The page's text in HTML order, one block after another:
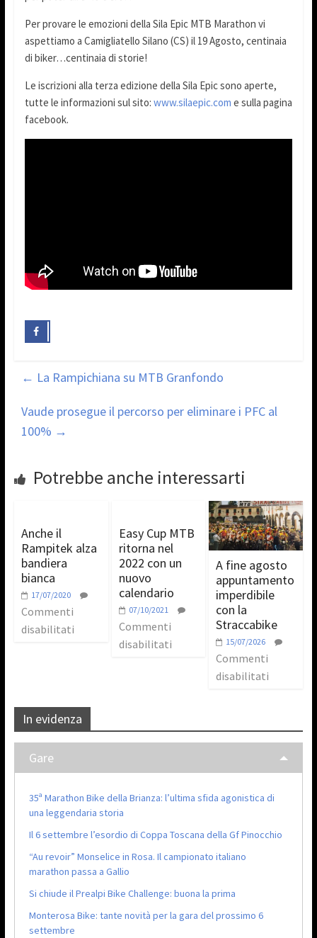
Per provare le emozioni della Sila Epic MTB Marathon vi
aspettiamo a Camigliatello Silano (CS) il 19 Agosto, centinaia
di biker…centinaia di storie!
Le iscrizioni alla terza edizione della Sila Epic sono aperte,
tutte le informazioni sul sito: www.silaepic.com e sulla pagina
facebook.
← La Rampichiana su MTB Granfondo
Vaude prosegue il percorso per eliminare i PFC al
100% →
Potrebbe anche interessarti
Anche il
Rampitek alza
bandiera
bianca
17/07/2020
Commenti
disabilitati
Easy Cup MTB
ritorna nel
2022 con un
nuovo
calendario
07/10/2021
Commenti
disabilitati
A fine agosto
appuntamento
imperdibile
con la
Straccabike
15/07/2026
Commenti
disabilitati
In evidenza
Gare
35ª Marathon Bike della Brianza: l’ultima sfida agonistica di
una leggendaria storia
Il 6 settembre l’esordio di Coppa Toscana della Gf Pinocchio
“Au revoir” Monselice in Rosa. Il campionato italiano
marathon passa a Gallio
Si chiude il Prealpi Bike Challenge: buona la prima
Monterosa Bike: tante novità per la gara del prossimo 6
settembre